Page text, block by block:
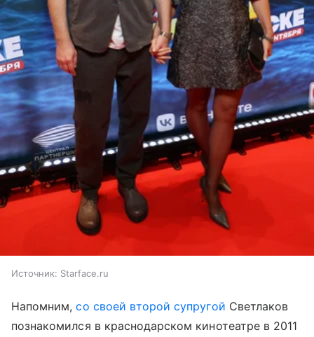
Источник: Starface.ru
Напомним,со своей второй супругой Светлаков
познакомился в краснодарском кинотеатре в 2011